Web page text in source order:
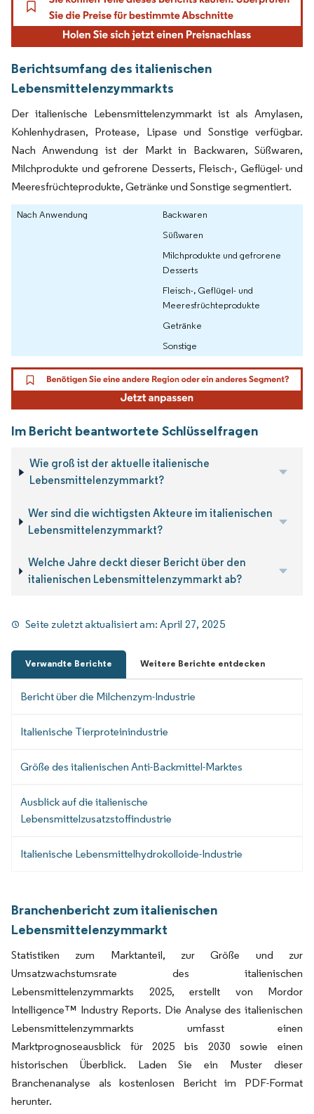
Berichtsumfang des italienischen
Lebensmittelenzymmarkts
Der italienische Lebensmittelenzymmarkt ist als Amylasen,
Kohlenhydrasen, Protease, Lipase und Sonstige verfügbar.
Nach Anwendung ist der Markt in Backwaren, Süßwaren,
Milchprodukte und gefrorene Desserts, Fleisch-, Geflügel- und
Meeresfrüchteprodukte, Getränke und Sonstige segmentiert.
Nach Anwendung
Backwaren
Süßwaren
Milchprodukte und gefrorene
Desserts
Fleisch-, Geflügel- und
Meeresfrüchteprodukte
Getränke
Sonstige
Im Bericht beantwortete Schlüsselfragen
Wie groß ist der aktuelle italienische
Lebensmittelenzymmarkt?
Wer sind die wichtigsten Akteure im italienischen
Lebensmittelenzymmarkt?
Welche Jahre deckt dieser Bericht über den
italienischen Lebensmittelenzymmarkt ab?
Seite zuletzt aktualisiert am:April 27, 2025
Verwandte Berichte Weitere Berichte entdecken
Bericht über die Milchenzym-Industrie
Italienische Tierproteinindustrie
Größe des italienischen Anti-Backmittel-Marktes
Ausblick auf die italienische
Lebensmittelzusatzstoffindustrie
Italienische Lebensmittelhydrokolloide-Industrie
Branchenbericht zum italienischen
Lebensmittelenzymmarkt
Statistiken zum Marktanteil, zur Größe und zur
Umsatzwachstumsrate des italienischen
Lebensmittelenzymmarkts 2025, erstellt von Mordor
Intelligence™ Industry Reports. Die Analyse des italienischen
Lebensmittelenzymmarkts umfasst einen
Marktprognoseausblick für 2025 bis 2030 sowie einen
historischen Überblick. Laden Sie ein Muster dieser
Branchenanalyse als kostenlosen Bericht im PDF-Format
herunter.